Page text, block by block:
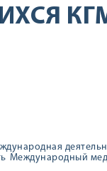
Международный